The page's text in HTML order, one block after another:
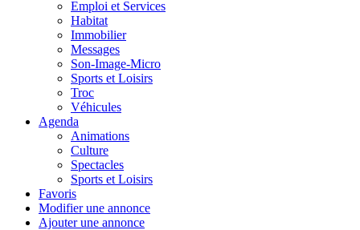
Emploi et Services
Habitat
Immobilier
Messages
Son-Image-Micro
Sports et Loisirs
Troc
Véhicules
Agenda
Animations
Culture
Spectacles
Sports et Loisirs
Favoris
Modifier une annonce
Ajouter une annonce